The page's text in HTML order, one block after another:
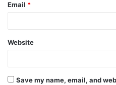
Email *
Website
Save my name, email, and